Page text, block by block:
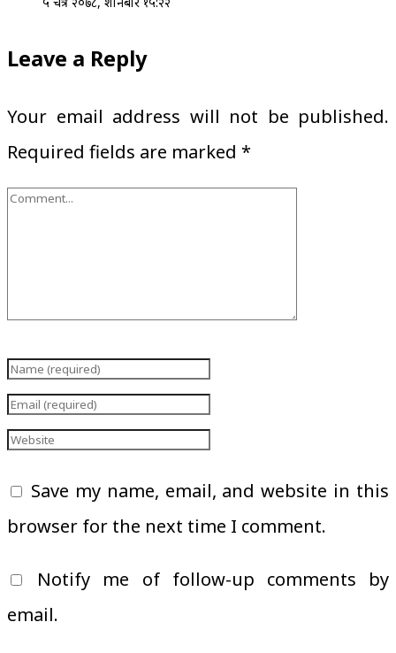
Leave a Reply
Your email address will not be published.
Required fields are marked *
Save my name, email, and website in this
browser for the next time I comment.
Notify me of follow-up comments by
email.